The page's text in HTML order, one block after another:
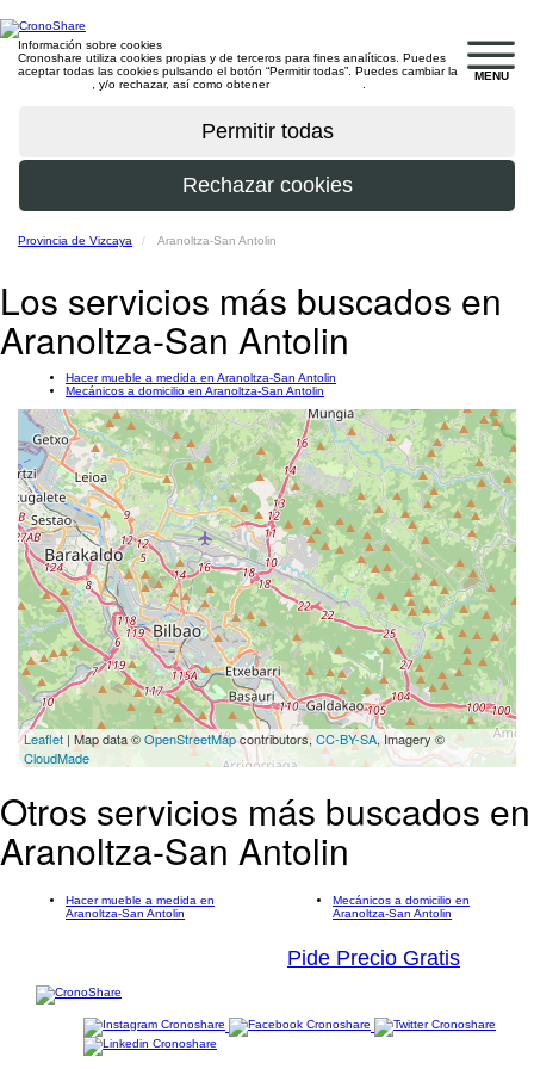
MENU
Información sobre cookies
Cronoshare utiliza cookies propias y de terceros para fines analíticos. Puedes
aceptar todas las cookies pulsando el botón “Permitir todas”. Puedes cambiar la
, y/o rechazar, así como obtener
Provincia de Vizcaya Aranoltza-San Antolin
Los servicios más buscados en
Aranoltza-San Antolin
Hacer mueble a medida en Aranoltza-San Antolin
Mecánicos a domicilio en Aranoltza-San Antolin
Leaflet | Map data ©OpenStreetMapcontributors,CC-BY-SA, Imagery ©
CloudMade
Otros servicios más buscados en
Aranoltza-San Antolin
Hacer mueble a medida en
Aranoltza-San Antolin
Mecánicos a domicilio en
Aranoltza-San Antolin
Pide Precio Gratis